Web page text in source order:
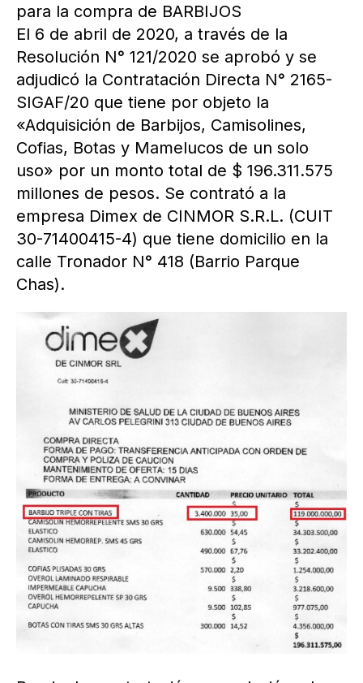
para la compra de BARBIJOS
El 6 de abril de 2020, a través de la
Resolución N° 121/2020 se aprobó y se
adjudicó la Contratación Directa N° 2165-
SIGAF/20 que tiene por objeto la
«Adquisición de Barbijos, Camisolines,
Cofias, Botas y Mamelucos de un solo
uso» por un monto total de $ 196.311.575
millones de pesos. Se contrató a la
empresa Dimex de CINMOR S.R.L. (CUIT
30-71400415-4) que tiene domicilio en la
calle Tronador N° 418 (Barrio Parque
Chas).